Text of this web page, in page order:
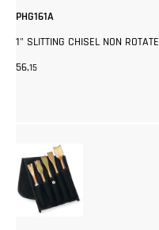
PHG161A
1" SLITTING CHISEL NON ROTATE
56,15